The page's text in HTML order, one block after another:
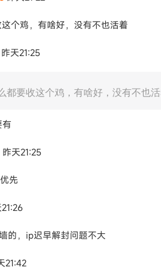
个鸡，有啥好，没有不也活着
昨天21:25
都要收这个鸡，有啥好，没有不也
有
昨天21:25
先
的，ip迟早解封问题不大
21:42